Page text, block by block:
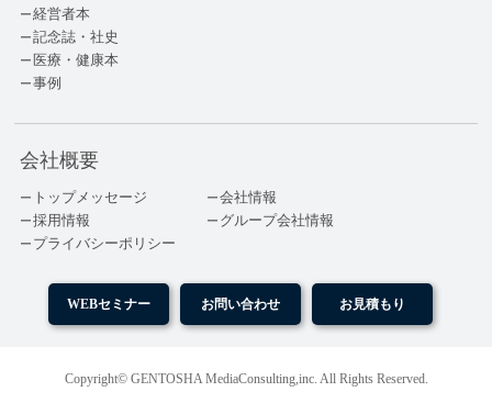
経営者本
記念誌・社史
医療・健康本
事例
会社概要
トップメッセージ
会社情報
採用情報
グループ会社情報
プライバシーポリシー
WEBセミナー お問い合わせ お見積もり
Copyright© GENTOSHA MediaConsulting,inc. All Rights Reserved.